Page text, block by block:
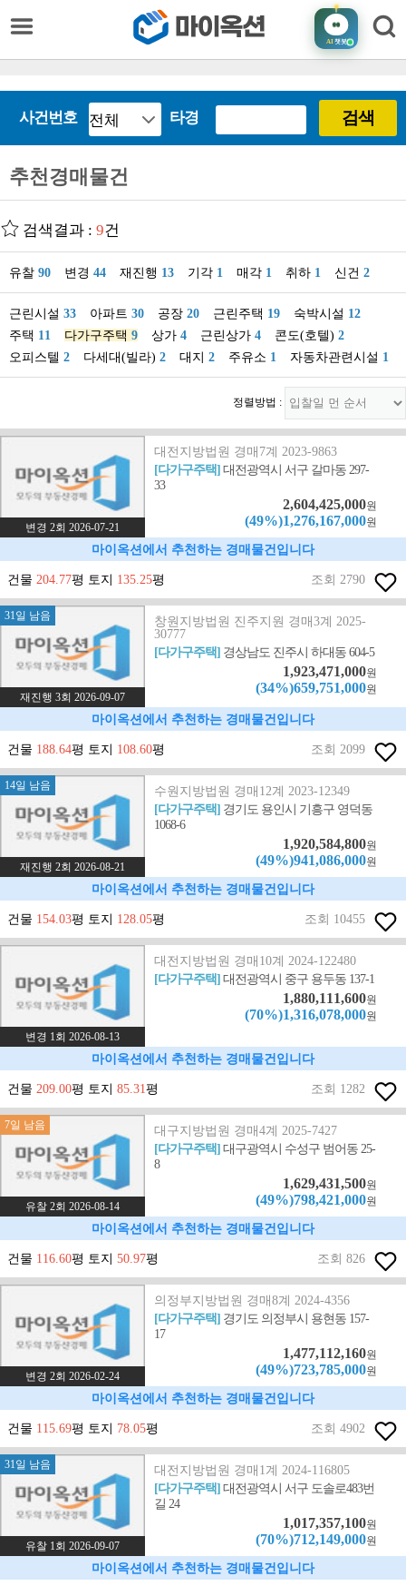
AI챗봇
사건번호 타경 검색
추천경매물건
검색결과 : 9건
유찰 90 변경 44 재진행 13 기각 1 매각 1 취하 1 신건 2
근린시설 33 아파트 30 공장 20 근린주택 19 숙박시설 12
주택 11 다가구주택 9 상가 4 근린상가 4 콘도(호텔) 2
오피스텔 2 다세대(빌라) 2 대지 2 주유소 1 자동차관련시설 1
정렬방법 :
변경 2회 2026-07-21
대전지방법원 경매7계 2023-9863
[다가구주택]대전광역시 서구 갈마동 297-
33
2,604,425,000원
(49%)1,276,167,000원
마이옥션에서 추천하는 경매물건입니다
건물 204.77평 토지 135.25평 조회 2790
31일 남음
재진행 3회 2026-09-07
창원지방법원 진주지원 경매3계 2025-
30777
[다가구주택] 경상남도 진주시 하대동 604-5
1,923,471,000원
(34%)659,751,000원
마이옥션에서 추천하는 경매물건입니다
건물 188.64평 토지 108.60평 조회 2099
14일 남음
재진행 2회 2026-08-21
수원지방법원 경매12계 2023-12349
[다가구주택] 경기도 용인시 기흥구 영덕동
1068-6
1,920,584,800원
(49%)941,086,000원
마이옥션에서 추천하는 경매물건입니다
건물 154.03평 토지 128.05평 조회 10455
변경 1회 2026-08-13
대전지방법원 경매10계 2024-122480
[다가구주택]대전광역시 중구 용두동 137-1
1,880,111,600원
(70%)1,316,078,000원
마이옥션에서 추천하는 경매물건입니다
건물 209.00평 토지 85.31평 조회 1282
7일 남음
유찰 2회 2026-08-14
대구지방법원 경매4계 2025-7427
[다가구주택]대구광역시 수성구 범어동 25-
8
1,629,431,500원
(49%)798,421,000원
마이옥션에서 추천하는 경매물건입니다
건물 116.60평 토지 50.97평 조회 826
변경 2회 2026-02-24
의정부지방법원 경매8계 2024-4356
[다가구주택] 경기도 의정부시 용현동 157-
17
1,477,112,160원
(49%)723,785,000원
마이옥션에서 추천하는 경매물건입니다
건물 115.69평 토지 78.05평 조회 4902
31일 남음
유찰 1회 2026-09-07
대전지방법원 경매1계 2024-116805
[다가구주택]대전광역시 서구 도솔로483번
길 24
1,017,357,100원
(70%)712,149,000원
마이옥션에서 추천하는 경매물건입니다